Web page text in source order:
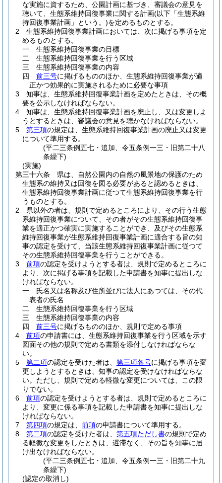
な実施に資するため、公園計画に基づき、審議会の意見を
聴いて、生態系維持回復事業に関する計画(以下「生態系維
持回復事業計画」という。)を定めるものとする。
2
生態系維持回復事業計画においては、次に掲げる事項を定
めるものとする。
一
生態系維持回復事業の目標
二
生態系維持回復事業を行う区域
三
生態系維持回復事業の内容
四
前三号に掲げるもののほか、生態系維持回復事業が適
正かつ効果的に実施されるために必要な事項
3
知事は、生態系維持回復事業計画を定めたときは、その概
要を公示しなければならない。
4
知事は、生態系維持回復事業計画を廃止し、又は変更しよ
うとするときは、審議会の意見を聴かなければならない。
5
第三項の規定は、生態系維持回復事業計画の廃止又は変更
について準用する。
(平二三条例五七・追加、令五条例一三・旧第二十八
条繰下)
(実施)
第三十六条
県は、自然公園内の自然の風景地の保護のため
生態系の維持又は回復を図る必要があると認めるときは、
生態系維持回復事業計画に従つて生態系維持回復事業を行
うものとする。
2
県以外の者は、規則で定めるところにより、その行う生態
系維持回復事業について、その者がその生態系維持回復事
業を適正かつ確実に実施することができ、及びその生態系
維持回復事業が生態系維持回復事業計画に適合する旨の知
事の認定を受けて、当該生態系維持回復事業計画に従つて
その生態系維持回復事業を行うことができる。
3
前項の認定を受けようとする者は、規則で定めるところに
より、次に掲げる事項を記載した申請書を知事に提出しな
ければならない。
一
氏名又は名称及び住所並びに法人にあつては、その代
表者の氏名
二
生態系維持回復事業を行う区域
三
生態系維持回復事業の内容
四
前三号に掲げるもののほか、規則で定める事項
4
前項の申請書には、生態系維持回復事業を行う区域を示す
図面その他の規則で定める書類を添付しなければならな
い。
5
第二項の認定を受けた者は、 第三項各号に掲げる事項を変
更しようとするときは、知事の認定を受けなければならな
い。 ただし、規則で定める軽微な変更については、この限
りでない。
6
前項の認定を受けようとする者は、規則で定めるところに
より、変更に係る事項を記載した申請書を知事に提出しな
ければならない。
7
第四項の規定は、 前項の申請書について準用する。
8
第二項の認定を受けた者は、 第五項ただし書の規則で定め
る軽微な変更をしたときは、遅滞なく、その旨を知事に届
け出なければならない。
(平二三条例五七・追加、令五条例一三・旧第二十九
条繰下)
(認定の取消し)